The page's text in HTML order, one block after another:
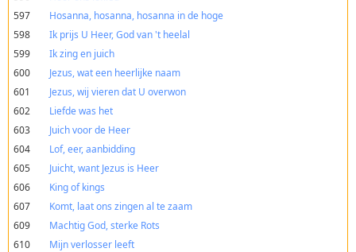
597
Hosanna, hosanna, hosanna in de hoge
598
Ik prijs U Heer, God van 't heelal
599
Ik zing en juich
600
Jezus, wat een heerlijke naam
601
Jezus, wij vieren dat U overwon
602
Liefde was het
603
Juich voor de Heer
604
Lof, eer, aanbidding
605
Juicht, want Jezus is Heer
606
King of kings
607
Komt, laat ons zingen al te zaam
609
Machtig God, sterke Rots
610
Mijn verlosser leeft